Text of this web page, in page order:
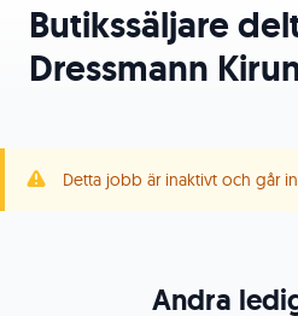
Butikssäljare
Dressmann
Detta jobb är inaktivt och går
Andra